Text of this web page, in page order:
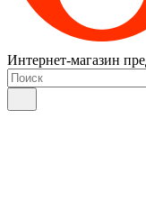
Интернет-магазин